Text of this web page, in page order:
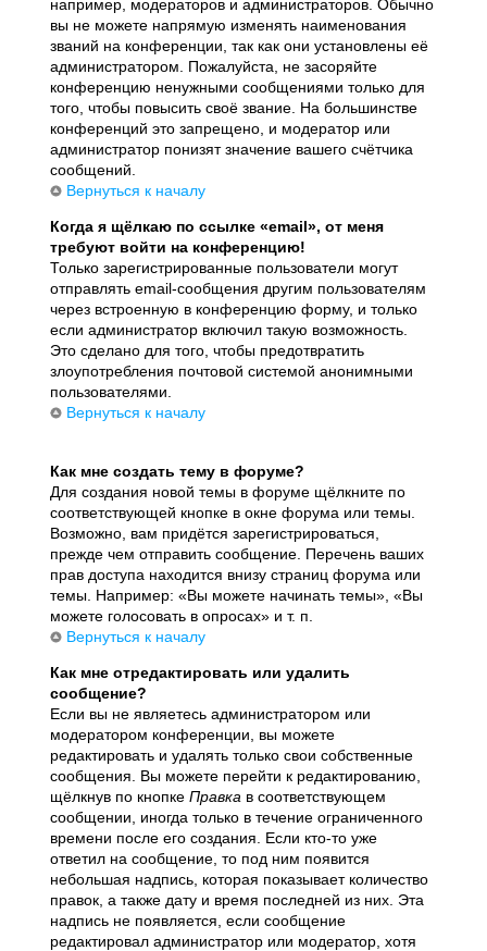
например, модераторов и администраторов. Обычно
вы не можете напрямую изменять наименования
званий на конференции, так как они установлены её
администратором. Пожалуйста, не засоряйте
конференцию ненужными сообщениями только для
того, чтобы повысить своё звание. На большинстве
конференций это запрещено, и модератор или
администратор понизят значение вашего счётчика
сообщений.
Вернуться к началу
Когда я щёлкаю по ссылке «email», от меня
требуют войти на конференцию!
Только зарегистрированные пользователи могут
отправлять email-сообщения другим пользователям
через встроенную в конференцию форму, и только
если администратор включил такую возможность.
Это сделано для того, чтобы предотвратить
злоупотребления почтовой системой анонимными
пользователями.
Вернуться к началу
Как мне создать тему в форуме?
Для создания новой темы в форуме щёлкните по
соответствующей кнопке в окне форума или темы.
Возможно, вам придётся зарегистрироваться,
прежде чем отправить сообщение. Перечень ваших
прав доступа находится внизу страниц форума или
темы. Например: «Вы можете начинать темы», «Вы
можете голосовать в опросах» и т. п.
Вернуться к началу
Как мне отредактировать или удалить
сообщение?
Если вы не являетесь администратором или
модератором конференции, вы можете
редактировать и удалять только свои собственные
сообщения. Вы можете перейти к редактированию,
щёлкнув по кнопкеПравка в соответствующем
сообщении, иногда только в течение ограниченного
времени после его создания. Если кто-то уже
ответил на сообщение, то под ним появится
небольшая надпись, которая показывает количество
правок, а также дату и время последней из них. Эта
надпись не появляется, если сообщение
редактировал администратор или модератор, хотя